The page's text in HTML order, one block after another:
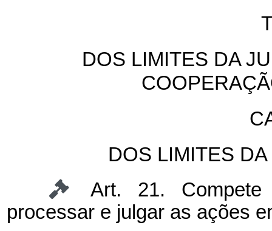
DOS LIMITES DA
DOS LIMITES
Art. 21. Compete
processar e julgar as ações